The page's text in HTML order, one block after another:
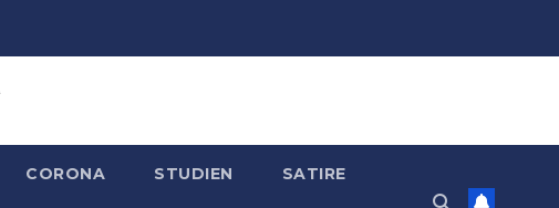
CORONA STUDIEN SATIRE